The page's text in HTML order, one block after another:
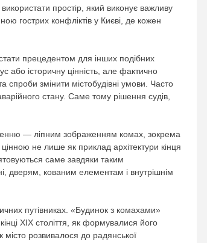
простір, який виконує важливу
гострих конфліктів у Києві, де кожен
прецедентом для інших подібних
або історичну цінність, але фактично
змінити містобудівні умови. Часто
стану. Саме тому рішення судів,
— ліпним зображенням комах, зокрема
не лише як приклад архітектури кінця
саме завдяки таким
дверям, кованим елементам і внутрішнім
путівниках. «Будинок з комахами»
ХІХ століття, як формувалися його
місто розвивалося до радянської